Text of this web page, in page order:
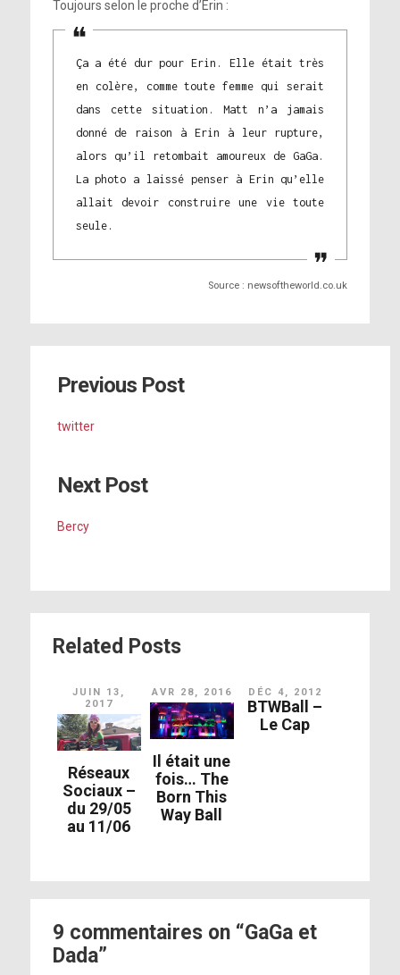
Toujours selon le proche d’Erin :
Ça a été dur pour Erin. Elle était très
en colère, comme toute femme qui serait
dans cette situation. Matt n’a jamais
donné de raison à Erin à leur rupture,
alors qu’il retombait amoureux de GaGa.
La photo a laissé penser à Erin qu’elle
allait devoir construire une vie toute
seule.
Source : newsoftheworld.co.uk
Previous Post
twitter
Next Post
Bercy
Related Posts
JUIN 13,
2017
Réseaux
Sociaux –
du 29/05
au 11/06
AVR 28, 2016
Il était une
fois… The
Born This
Way Ball
DÉC 4, 2012
BTWBall –
Le Cap
9 commentaires on “GaGa et
Dada”